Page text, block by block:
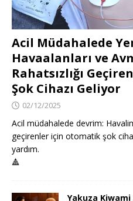
Acil Müdahalede
Havaalanları ve
Rahatsızlığı
Şok Cihazı Geliyor
02/12/2025
Acil müdahalede devrim:
geçirenler için otomatik şok
yardım.
🔺
Yakuza